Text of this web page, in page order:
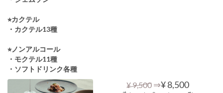
⭐︎カクテル
・カクテル13種
⭐︎ノンアルコール
・モクテル11種
・ソフトドリンク各種
¥ 9,500 ⇒¥ 8,500